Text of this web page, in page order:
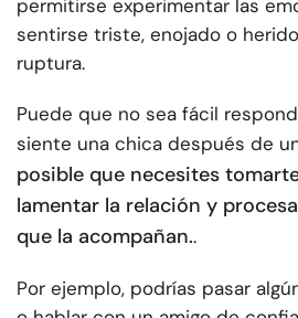
permitirse experimentar las
sentirse triste, enojado o
ruptura.
Puede que no sea fácil
siente una chica después de
posible que necesites
lamentar la relación y
que la acompañan..
Por ejemplo, podrías pasar